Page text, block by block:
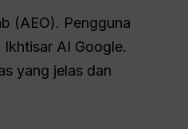
(AEO). Pengguna
Ikhtisar AI Google.
yang jelas dan